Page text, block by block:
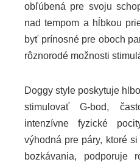
obľúbená pre svoju
nad tempom a hĺbkou
byť prínosné pre oboch
rôznorodé možnosti
Doggy style poskytuje
stimulovať G-bod,
intenzívne fyzické
výhodná pre páry, ktoré
bozkávania, podporuje